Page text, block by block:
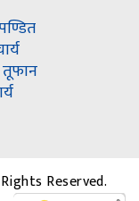
Reserved.